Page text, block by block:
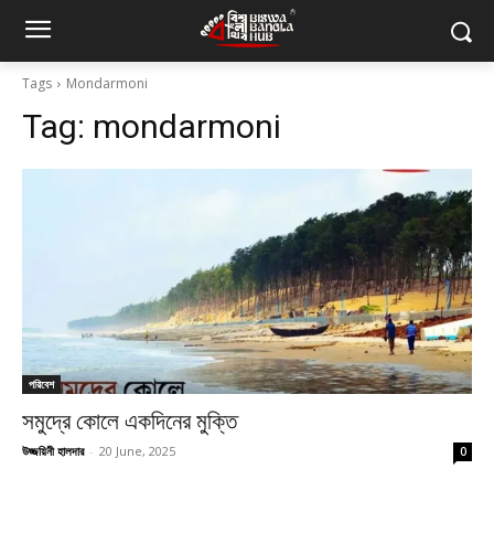
Tags Mondarmoni
Tag: mondarmoni
পরিবেশ
সমুদ্রে কোলে একদিনের মুক্তি
উজ্জয়িনী হালদার - 20 June, 2025 0